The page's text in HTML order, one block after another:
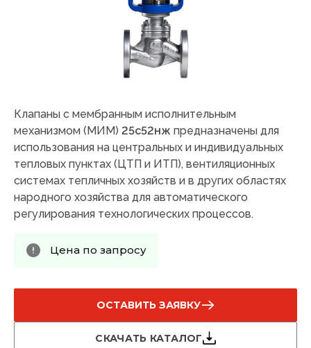
Клапаны с мембранным исполнительным
механизмом (МИМ) 25с52нж предназначены для
использования на центральных и индивидуальных
тепловых пунктах (ЦТП и ИТП), вентиляционных
системах тепличных хозяйств и в других областях
народного хозяйства для автоматического
регулирования технологических процессов.
Цена по запросу
ОСТАВИТЬ ЗАЯВКУ
СКАЧАТЬ КАТАЛОГ